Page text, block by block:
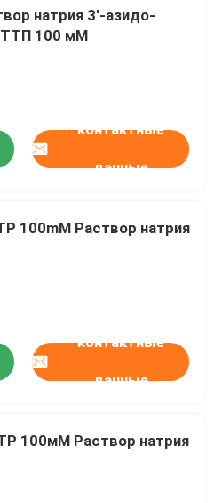
натрия 3′-азидо-
100 мМ
контактные
данные
100mM Раствор натрия
контактные
данные
100мМ Раствор натрия